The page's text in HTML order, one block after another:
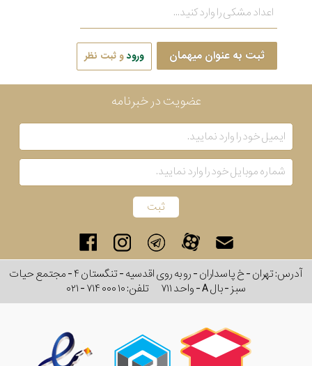
ثبت به عنوان میهمان ورودو ثبت نظر
عضویت در خبرنامه
آدرس: تهران - خ پاسداران - رو به روی اقدسیه - تنگستان ۴ - مجتمع حیات
سبز - بال A - واحد ۷۱۱
تلفن:۰۲۱ - ۷۱۴ ۰۰۰ ۱۰